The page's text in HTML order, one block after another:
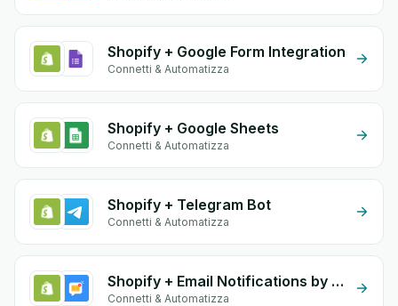
Shopify + Google Form Integration
Connetti & Automatizza
Shopify + Google Sheets
Connetti & Automatizza
Shopify + Telegram Bot
Connetti & Automatizza
Shopify + Email Notifications by eGrow
Connetti & Automatizza